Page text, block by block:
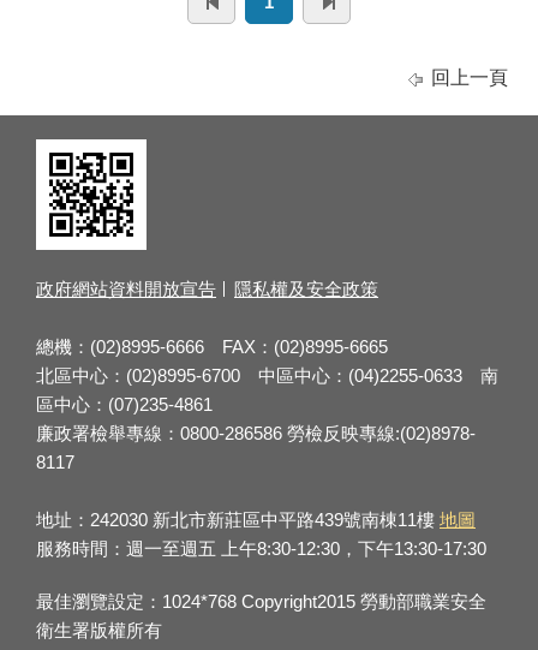
回上一頁
政府網站資料開放宣告 隱私權及安全政策
總機：(02)8995-6666 FAX：(02)8995-6665
北區中心：(02)8995-6700 中區中心：(04)2255-0633 南
區中心：(07)235-4861
廉政署檢舉專線：0800-286586 勞檢反映專線:(02)8978-
8117
地址：242030 新北市新莊區中平路439號南棟11樓 地圖
服務時間：週一至週五 上午8:30-12:30，下午13:30-17:30
最佳瀏覽設定：1024*768 Copyright2015 勞動部職業安全
衛生署版權所有